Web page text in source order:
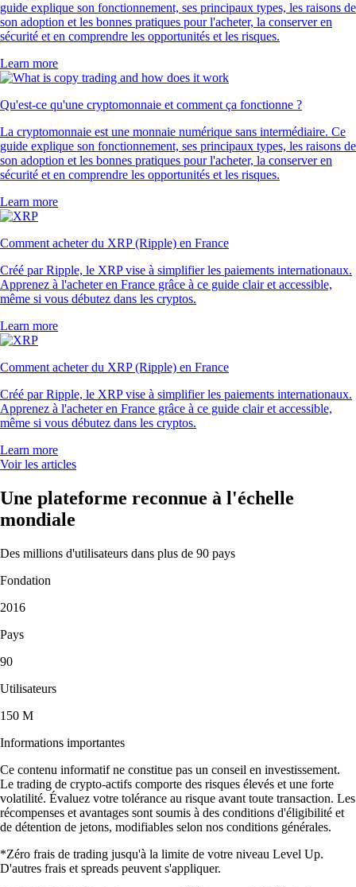
guide explique son fonctionnement, ses principaux types, les raisons de
son adoption et les bonnes pratiques pour l'acheter, la conserver en
sécurité et en comprendre les opportunités et les risques.
Learn more
Qu'est-ce qu'une cryptomonnaie et comment ça fonctionne ?
La cryptomonnaie est une monnaie numérique sans intermédiaire. Ce
guide explique son fonctionnement, ses principaux types, les raisons de
son adoption et les bonnes pratiques pour l'acheter, la conserver en
sécurité et en comprendre les opportunités et les risques.
Learn more
Comment acheter du XRP (Ripple) en France
Créé par Ripple, le XRP vise à simplifier les paiements internationaux.
Apprenez à l'acheter en France grâce à ce guide clair et accessible,
même si vous débutez dans les cryptos.
Learn more
Comment acheter du XRP (Ripple) en France
Créé par Ripple, le XRP vise à simplifier les paiements internationaux.
Apprenez à l'acheter en France grâce à ce guide clair et accessible,
même si vous débutez dans les cryptos.
Learn more
Voir les articles
Une plateforme reconnue à l'échelle
mondiale
Des millions d'utilisateurs dans plus de 90 pays
Fondation
2016
Pays
90
Utilisateurs
150 M
Informations importantes
Ce contenu informatif ne constitue pas un conseil en investissement.
Le trading de crypto-actifs comporte des risques élevés et une forte
volatilité. Évaluez votre tolérance au risque avant toute transaction. Les
récompenses et avantages sont soumis à des conditions d'éligibilité et
de détention de jetons, modifiables selon nos conditions générales.
*Zéro frais de trading jusqu'à la limite de votre niveau Level Up.
D'autres frais et spreads peuvent s'appliquer.